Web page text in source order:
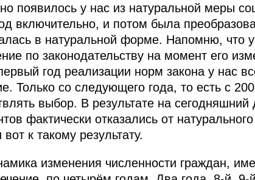
появилось у нас из натуральной меры
включительно, и потом была
в натуральной форме. Напомню, что
по законодательству на момент его
год реализации норм закона у нас
Только со следующего года, то есть с
выбор. В результате на
фактически отказались от
к такому результату.
изменения численности граждан,